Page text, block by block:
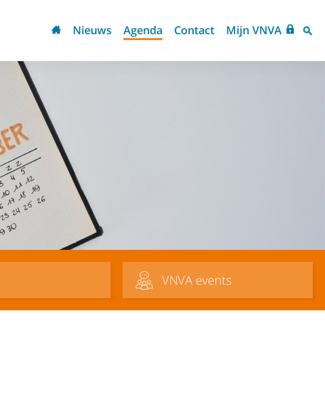
Nieuws Agenda Contact Mijn VNVA
VNVA events